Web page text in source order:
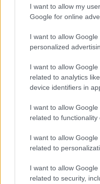
I want to allow my
Google for online
I want to allow
personalized
I want to allow
related to analytics
device identifiers in
I want to allow
related to functionality
I want to allow
related to
I want to allow
related to security,
— Dr. Sinan
Νωρίτερα, είχε
«Βλέπουμε μεγάλη
περάσουν στον
εθνικιστές και οι
σε αυτές τις
τις τελευταίες δύο
εκλογές με
κατηγόρησαν άδικα
λιντσάρουν, πρέπει
μαθήματα από αυτή